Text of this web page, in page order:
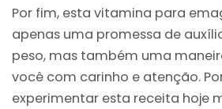
Por fim, esta vitamina para
apenas uma promessa de
peso, mas também uma
você com carinho e atenção.
experimentar esta receita hoje